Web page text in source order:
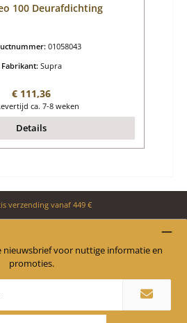
100 Deurafdichting
01058043
Fabrikant: Supra
Normale prijs:
€ 111,36
ca. 7-8 weken
Details
verzending vanaf 449 €
nieuwsbrief voor nuttige informatie en
promoties.